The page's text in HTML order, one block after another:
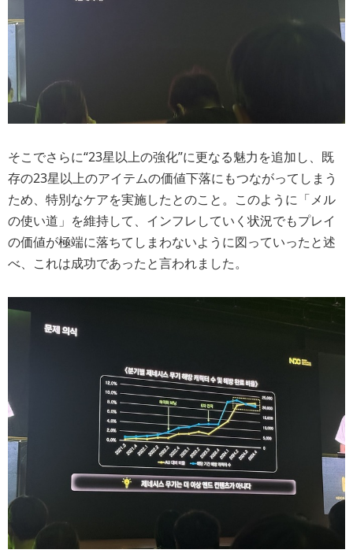
そこでさらに“23星以上の強化”に更なる魅力を追加し、既
存の23星以上のアイテムの価値下落にもつながってしまう
ため、特別なケアを実施したとのこと。このように「メル
の使い道」を維持して、インフレしていく状況でもプレイ
の価値が極端に落ちてしまわないように図っていったと述
べ、これは成功であったと言われました。